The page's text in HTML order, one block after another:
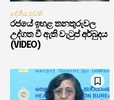
දේශීය පුවත්
රජයේ ඉහළ තනතුරුවල
උද්ගත වී ඇති වැටුප් අර්බුදය
(VIDEO)